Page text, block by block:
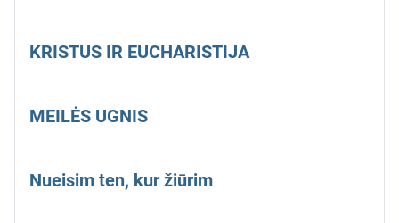
KRISTUS IR EUCHARISTIJA
MEILĖS UGNIS
Nueisim ten, kur žiūrim